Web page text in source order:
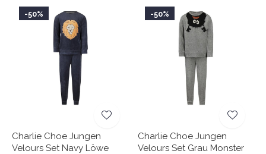
-50%
Charlie Choe Jungen
Velours Set Navy Löwe
-50%
Charlie Choe Jungen
Velours Set Grau Monster